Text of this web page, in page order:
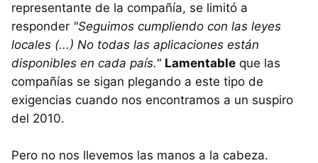
representante de la compañía, se limitó a
responder "Seguimos cumpliendo con las leyes
locales (...) No todas las aplicaciones están
disponibles en cada país." Lamentable que las
compañías se sigan plegando a este tipo de
exigencias cuando nos encontramos a un suspiro
del 2010.
Pero no nos llevemos las manos a la cabeza.